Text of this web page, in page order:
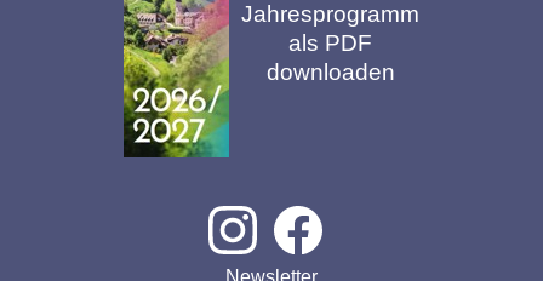
Jahresprogramm
als PDF
downloaden
Newsletter